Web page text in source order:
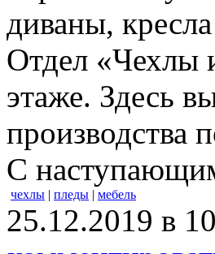
диваны,
Отдел «Чехлы
этаже. Здесь
производства
С
чехлы | пледы | мебель
25.12.2019 в